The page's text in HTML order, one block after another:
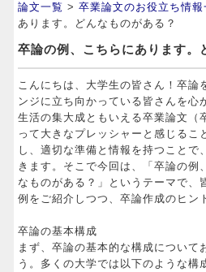
論文一覧 >卒業論文のお役立ち情報
あります。どんなものがある？
卒論の例、こちらにあります。
こんにちは、大学生の皆さん！卒論
ンジに立ち向かっている皆さんを心
生活の集大成ともいえる卒業論文（
って大きなプレッシャーと感じるこ
し、適切な準備と情報を持つことで
きます。そこで今回は、「卒論の例
なものがある？」というテーマで、
例をご紹介しつつ、卒論作成のヒン
卒論の基本構成
まず、卒論の基本的な構成について
う。多くの大学では以下のような構